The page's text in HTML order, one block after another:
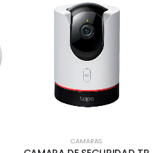
CAMARAS